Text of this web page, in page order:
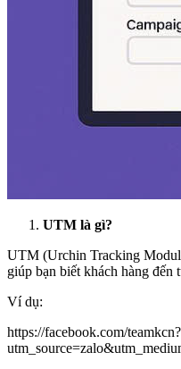
UTM là gì?
UTM (Urchin Tracking
giúp bạn biết khách hàng đến
Ví dụ:
https://facebook.com/teamkcn?